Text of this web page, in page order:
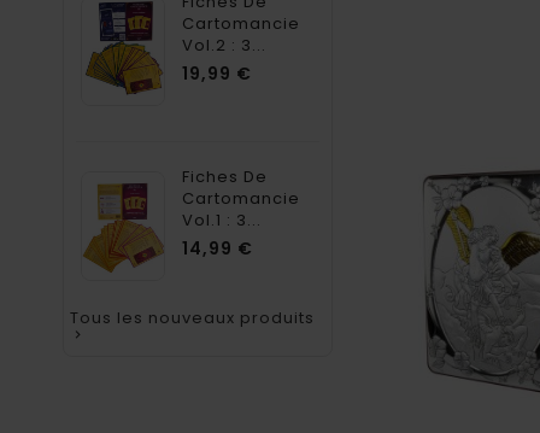
Cartomancie
Vol.2 : 3...
19,99 €
Fiches De
Cartomancie
Vol.1 : 3...
14,99 €
Tous les nouveaux produits
